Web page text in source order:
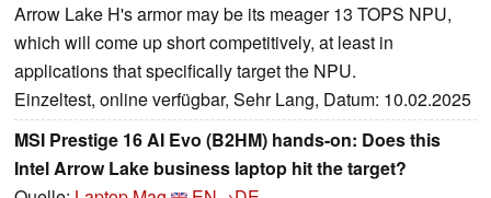
Arrow Lake H's armor may be its meager 13 TOPS NPU,
which will come up short competitively, at least in
applications that specifically target the NPU.
Einzeltest, online verfügbar, Sehr Lang, Datum: 10.02.2025
MSI Prestige 16 AI Evo (B2HM) hands-on: Does this
Intel Arrow Lake business laptop hit the target?